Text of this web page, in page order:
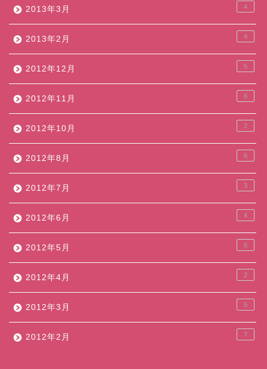
2013年3月 4
2013年2月 4
2012年12月 5
2012年11月 6
2012年10月 2
2012年8月 6
2012年7月 3
2012年6月 4
2012年5月 6
2012年4月 2
2012年3月 5
2012年2月 7